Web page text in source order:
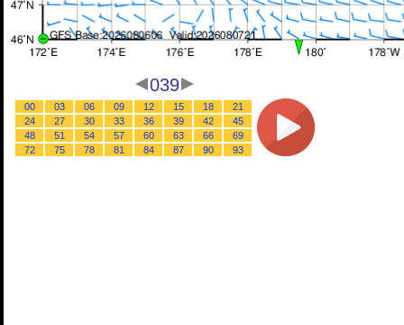
039
00 03 06 09 12 15 18
21
24
27 30 33 36 39 42
45
48
51 54 57 60 63 66
69
72
75 78 81 84 87 90 93